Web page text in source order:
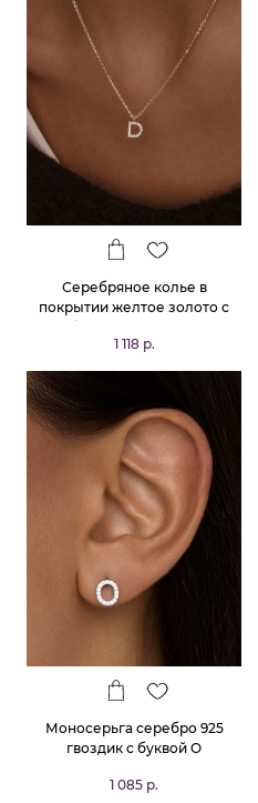
Серебряное колье в
покрытии желтое золото с
1 118 р.
Моносерьга серебро 925
гвоздик c буквой O
1 085 р.